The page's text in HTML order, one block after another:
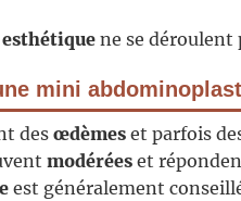
ne se déroulent
mini
desœdèmes et parfois
modérées et
est généralement